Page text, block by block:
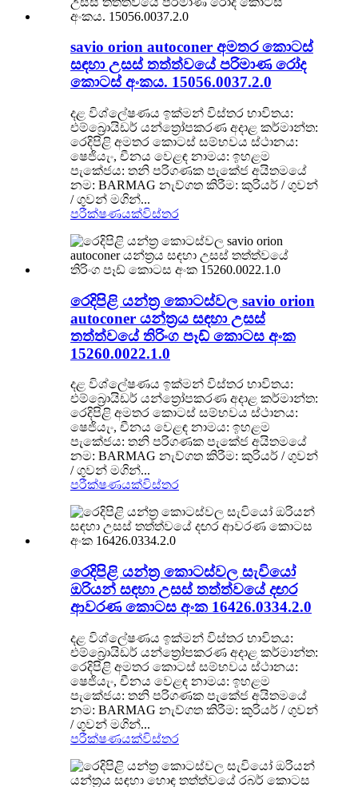
savio orion autoconer අමතර කොටස්
සඳහා උසස් තත්ත්වයේ පරිමාණ රෝද
කොටස් අංකය. 15056.0037.2.0
දළ විශ්ලේෂණය ඉක්මන් විස්තර භාවිතය:
එම්බ්‍රොයිඩර් යන්ත්‍රෝපකරණ අදාළ කර්මාන්ත:
රෙදිපිළි අමතර කොටස් සම්භවය ස්ථානය:
ෂෙජියැං, චීනය වෙළඳ නාමය: ඉහළම
පැකේජය: තනි පරිගණක පැකේජ අයිතමයේ
නම: BARMAG නැව්ගත කිරීම: කුරියර් / ගුවන්
/ ගුවන් මගින්...
පරීක්ෂණයක්විස්තර
රෙදිපිළි යන්ත්‍ර කොටස්වල savio orion
autoconer යන්ත්‍රය සඳහා උසස්
තත්ත්වයේ තිරිංග පෑඩ් කොටස අංක
15260.0022.1.0
දළ විශ්ලේෂණය ඉක්මන් විස්තර භාවිතය:
එම්බ්‍රොයිඩර් යන්ත්‍රෝපකරණ අදාළ කර්මාන්ත:
රෙදිපිළි අමතර කොටස් සම්භවය ස්ථානය:
ෂෙජියැං, චීනය වෙළඳ නාමය: ඉහළම
පැකේජය: තනි පරිගණක පැකේජ අයිතමයේ
නම: BARMAG නැව්ගත කිරීම: කුරියර් / ගුවන්
/ ගුවන් මගින්...
පරීක්ෂණයක්විස්තර
රෙදිපිළි යන්ත්‍ර කොටස්වල සැවියෝ
ඔරියන් සඳහා උසස් තත්ත්වයේ දඟර
ආවරණ කොටස අංක 16426.0334.2.0
දළ විශ්ලේෂණය ඉක්මන් විස්තර භාවිතය:
එම්බ්‍රොයිඩර් යන්ත්‍රෝපකරණ අදාළ කර්මාන්ත:
රෙදිපිළි අමතර කොටස් සම්භවය ස්ථානය:
ෂෙජියැං, චීනය වෙළඳ නාමය: ඉහළම
පැකේජය: තනි පරිගණක පැකේජ අයිතමයේ
නම: BARMAG නැව්ගත කිරීම: කුරියර් / ගුවන්
/ ගුවන් මගින්...
පරීක්ෂණයක්විස්තර